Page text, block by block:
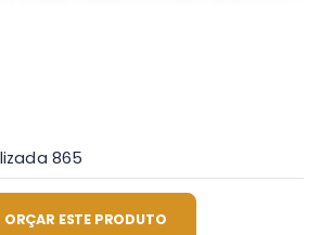
865
ORÇAR ESTE PRODUTO